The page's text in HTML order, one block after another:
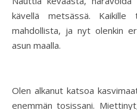
kävellä metsässä.
mahdollista, ja nyt olenkin
asun maalla.
Olen alkanut katsoa
enemmän tosissani.